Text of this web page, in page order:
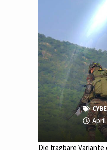
April
Die tragbare